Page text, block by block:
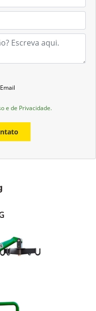
Email
e de Privacidade.